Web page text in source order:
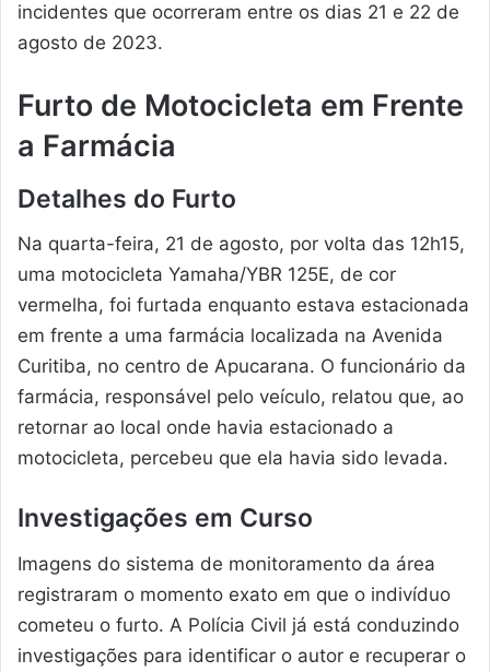
incidentes que ocorreram entre os dias 21 e 22 de
agosto de 2023.
Furto de Motocicleta em Frente
a Farmácia
Detalhes do Furto
Na quarta-feira, 21 de agosto, por volta das 12h15,
uma motocicleta Yamaha/YBR 125E, de cor
vermelha, foi furtada enquanto estava estacionada
em frente a uma farmácia localizada na Avenida
Curitiba, no centro de Apucarana. O funcionário da
farmácia, responsável pelo veículo, relatou que, ao
retornar ao local onde havia estacionado a
motocicleta, percebeu que ela havia sido levada.
Investigações em Curso
Imagens do sistema de monitoramento da área
registraram o momento exato em que o indivíduo
cometeu o furto. A Polícia Civil já está conduzindo
investigações para identificar o autor e recuperar o